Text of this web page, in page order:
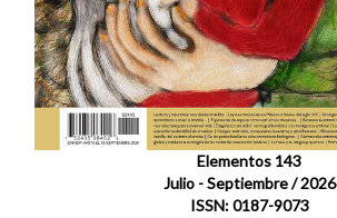
Elementos 143
Julio - Septiembre / 2026
ISSN: 0187-9073